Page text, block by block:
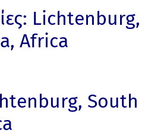
Lichtenburg,
Africa
South